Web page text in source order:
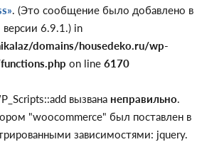
. (Это сообщение было добавлено в
версии 6.9.1.) in
domains/housedeko.ru/wp-
on line 6170
вызвана неправильно.
"woocommerce" был поставлен в
зависимостями: jquery.